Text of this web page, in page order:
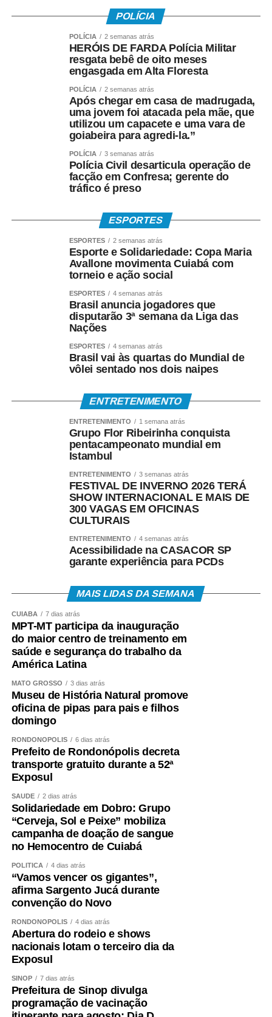
apoio composta por Maria Martha M. Regis, Amanda de
Yasmim Souza de Arruda, Julia Herminia de Almeida,
Nathaniel de Deus Vieira Mendes e Dyego Ramos da
COMENTE ABAIXO:
WhatsApp
Facebook
Twitter
Messenger
LinkedIn
Share
POLÍCIA
POLÍCIA 2 semanas atrás
HERÓIS DE FARDA Polícia Militar
resgata bebê de oito meses
engasgada em Alta Floresta
POLÍCIA 2 semanas atrás
Após chegar em casa de madrugada,
uma jovem foi atacada pela mãe, que
utilizou um capacete e uma vara de
goiabeira para agredi-la.”
POLÍCIA 3 semanas atrás
Polícia Civil desarticula operação de
facção em Confresa; gerente do
tráfico é preso
ESPORTES
ESPORTES 2 semanas atrás
Esporte e Solidariedade: Copa Maria
Avallone movimenta Cuiabá com
torneio e ação social
ESPORTES 4 semanas atrás
Brasil anuncia jogadores que
disputarão 3ª semana da Liga das
Nações
ESPORTES 4 semanas atrás
Brasil vai às quartas do Mundial de
vôlei sentado nos dois naipes
ENTRETENIMENTO
ENTRETENIMENTO 1 semana atrás
Grupo Flor Ribeirinha conquista
pentacampeonato mundial em
Istambul
ENTRETENIMENTO 3 semanas atrás
FESTIVAL DE INVERNO 2026 TERÁ
SHOW INTERNACIONAL E MAIS DE
300 VAGAS EM OFICINAS
CULTURAIS
ENTRETENIMENTO 4 semanas atrás
Acessibilidade na CASACOR SP
garante experiência para PCDs
MAIS LIDAS DA SEMANA
CUIABÁ 7 dias atrás
MPT-MT participa da inauguração
do maior centro de treinamento em
saúde e segurança do trabalho da
América Latina
MATO GROSSO 3 dias atrás
Museu de História Natural promove
oficina de pipas para pais e filhos
domingo
RONDONÓPOLIS 6 dias atrás
Prefeito de Rondonópolis decreta
transporte gratuito durante a 52ª
Exposul
SAÚDE 2 dias atrás
Solidariedade em Dobro: Grupo
“Cerveja, Sol e Peixe” mobiliza
campanha de doação de sangue
no Hemocentro de Cuiabá
POLÍTICA 4 dias atrás
“Vamos vencer os gigantes”,
afirma Sargento Jucá durante
convenção do Novo
RONDONÓPOLIS 4 dias atrás
Abertura do rodeio e shows
nacionais lotam o terceiro dia da
Exposul
SINOP 7 dias atrás
Prefeitura de Sinop divulga
programação de vacinação